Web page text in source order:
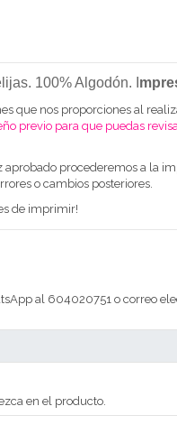
100% Algodón. I
que nos proporciones al
previo para que puedas
procederemos a la
o cambios posteriores.
de imprimir!
al 604020751 o correo
en el producto.